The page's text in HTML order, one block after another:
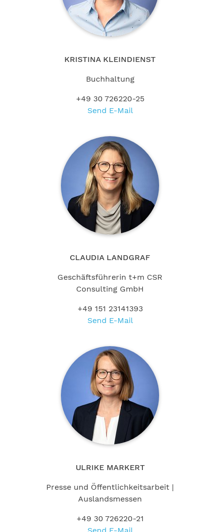
KRISTINA KLEINDIENST
Buchhaltung
+49 30 726220-25
Send E-Mail
CLAUDIA LANDGRAF
Geschäftsführerin t+m CSR
Consulting GmbH
+49 151 23141393
Send E-Mail
ULRIKE MARKERT
Presse und Öffentlichkeitsarbeit |
Auslandsmessen
+49 30 726220-21